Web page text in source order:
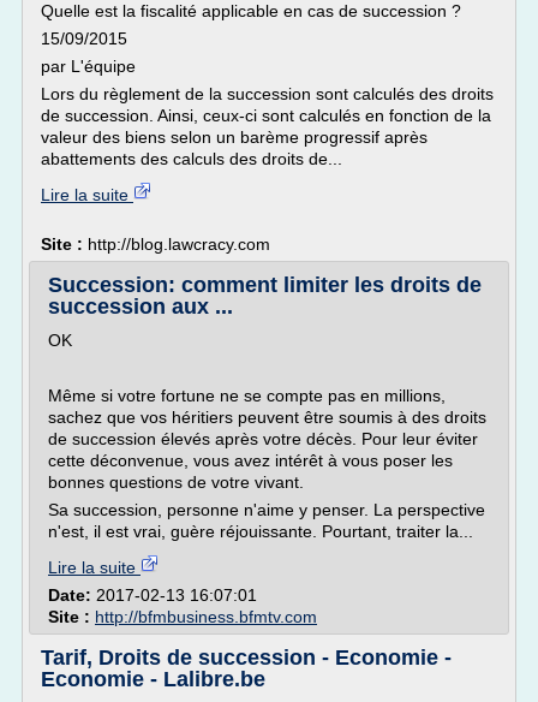
Quelle est la fiscalité applicable en cas de succession ?
15/09/2015
par L'équipe
Lors du règlement de la succession sont calculés des droits
de succession. Ainsi, ceux-ci sont calculés en fonction de la
valeur des biens selon un barème progressif après
abattements des calculs des droits de...
Lire la suite
Site : http://blog.lawcracy.com
Succession: comment limiter les droits de
succession aux ...
OK
Même si votre fortune ne se compte pas en millions,
sachez que vos héritiers peuvent être soumis à des droits
de succession élevés après votre décès. Pour leur éviter
cette déconvenue, vous avez intérêt à vous poser les
bonnes questions de votre vivant.
Sa succession, personne n'aime y penser. La perspective
n'est, il est vrai, guère réjouissante. Pourtant, traiter la...
Lire la suite
Date: 2017-02-13 16:07:01
Site : http://bfmbusiness.bfmtv.com
Tarif, Droits de succession - Economie -
Economie - Lalibre.be